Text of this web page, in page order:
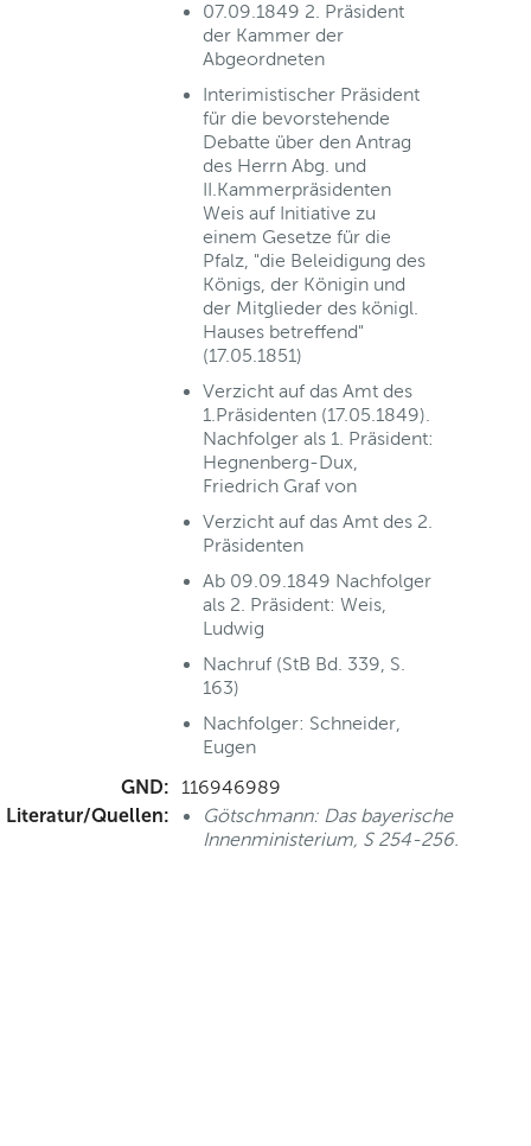
07.09.1849 2. Präsident
der Kammer der
Abgeordneten
Interimistischer Präsident
für die bevorstehende
Debatte über den Antrag
des Herrn Abg. und
II.Kammerpräsidenten
Weis auf Initiative zu
einem Gesetze für die
Pfalz, "die Beleidigung des
Königs, der Königin und
der Mitglieder des königl.
Hauses betreffend"
(17.05.1851)
Verzicht auf das Amt des
1.Präsidenten (17.05.1849).
Nachfolger als 1. Präsident:
Hegnenberg-Dux,
Friedrich Graf von
Verzicht auf das Amt des 2.
Präsidenten
Ab 09.09.1849 Nachfolger
als 2. Präsident: Weis,
Ludwig
Nachruf (StB Bd. 339, S.
163)
Nachfolger: Schneider,
Eugen
GND: 116946989
Literatur/Quellen:
Götschmann: Das bayerische
Innenministerium, S 254-256.